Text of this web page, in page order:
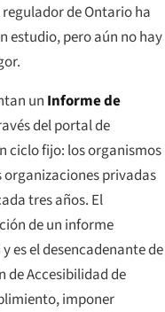
de Ontario ha
estudio, pero aún no hay
un Informe de
del portal de
ciclo fijo: los organismos
organizaciones privadas
tres años. El
de un informe
es el desencadenante de
de Accesibilidad de
imponer